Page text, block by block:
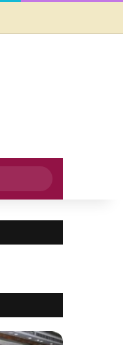
Search
for